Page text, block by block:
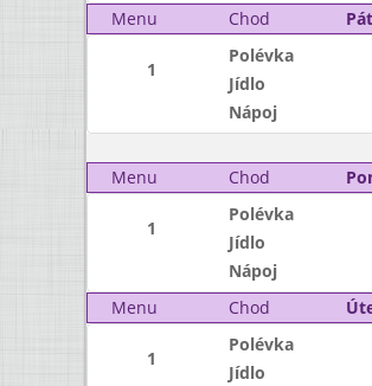
Menu
Chod
1
Polévka
Jídlo
Nápoj
Menu
Chod
1
Polévka
Jídlo
Nápoj
Menu
Chod
1
Polévka
Jídlo